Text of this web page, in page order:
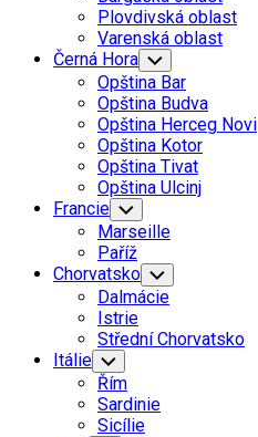
Menu
Plovdivská oblast
Varenská oblast
Černá Hora Toggle
Child
Menu
Opština Bar
Opština Budva
Opština Herceg Novi
Opština Kotor
Opština Tivat
Opština Ulcinj
Francie Toggle
Child
Menu
Marseille
Paříž
Chorvatsko Toggle
Child
Menu
Dalmácie
Istrie
Střední Chorvatsko
Itálie Toggle
Child
Menu
Řím
Sardinie
Sicílie